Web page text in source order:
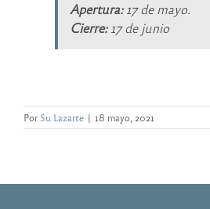
Apertura:17 de mayo.
Cierre:17 de junio
PorSu Lazarte | 18 mayo, 2021